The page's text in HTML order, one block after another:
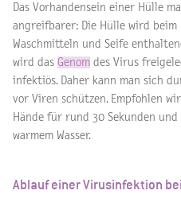
Das Vorhandensein einer Hülle
angreifbarer: Die Hülle wird beim
Waschmitteln und Seife
wird das Genom des Virus
infektiös. Daher kann man sich
vor Viren schützen. Empfohlen
Hände für rund 30 Sekunden
warmem Wasser.
Ablauf einer Virusinfektion